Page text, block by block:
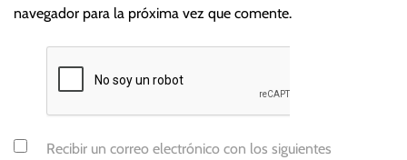
navegador para la próxima vez que comente.
Recibir un correo electrónico con los siguientes